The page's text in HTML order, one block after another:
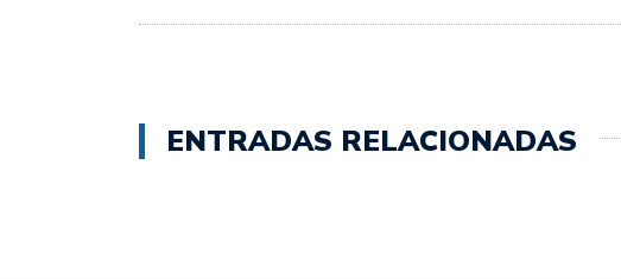
ENTRADAS RELACIONADAS